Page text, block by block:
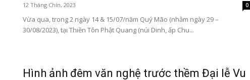
12 Tháng Chín, 2023 0
Vừa qua, trong 2 ngày 14 & 15/07/năm Quý Mão (nhằm ngày 29 –
30/08/2023), tại Thiền Tôn Phật Quang (núi Dinh, ấp Chu...
Hình ảnh đêm văn nghệ trước thềm Đại lễ Vu